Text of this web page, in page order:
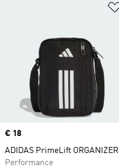
Price
€ 18
ADIDAS PrimeLift ORGANIZER
Performance